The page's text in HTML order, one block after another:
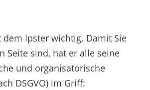
dem Ipster wichtig. Damit Sie
Seite sind, hat er alle seine
und organisatorische
DSGVO) im Griff: